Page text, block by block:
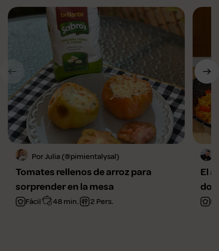
Por Julia (@pimientalysal)
Tomates rellenos de arroz para
sorprender en la mesa
Fácil 48 min. 2 Pers.
El